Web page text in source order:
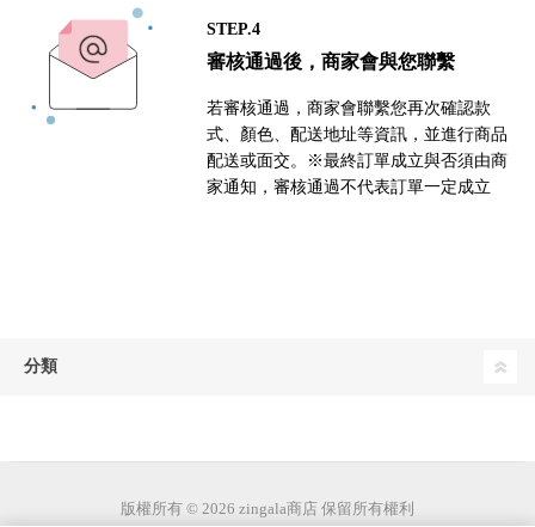
STEP.4
審核通過後，商家會與您聯繫
若審核通過，商家會聯繫您再次確認款
式、顏色、配送地址等資訊，並進行商品
配送或面交。※最終訂單成立與否須由商
家通知，審核通過不代表訂單一定成立
分類
版權所有 © 2026 zingala商店 保留所有權利